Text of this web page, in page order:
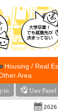
Housing / Real
Area
in User Panel